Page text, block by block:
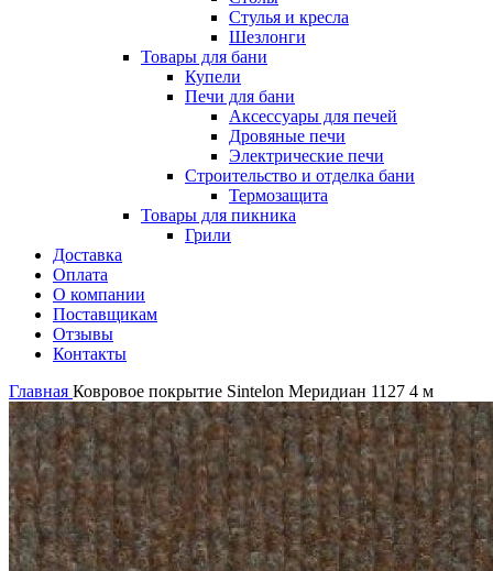
Стулья и кресла
Шезлонги
Товары для бани
Купели
Печи для бани
Аксессуары для печей
Дровяные печи
Электрические печи
Строительство и отделка бани
Термозащита
Товары для пикника
Грили
Доставка
Оплата
О компании
Поставщикам
Отзывы
Контакты
Главная Ковровое покрытие Sintelon Меридиан 1127 4 м